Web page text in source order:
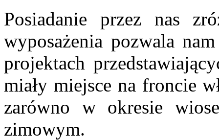
Posiadanie przez nas
wyposażenia pozwala
projektach
miały miejsce na froncie
zarówno w okresie
zimowym.